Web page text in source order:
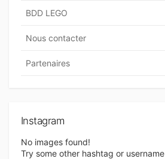
BDD LEGO
Nous contacter
Partenaires
Instagram
No images found!
Try some other hashtag or username